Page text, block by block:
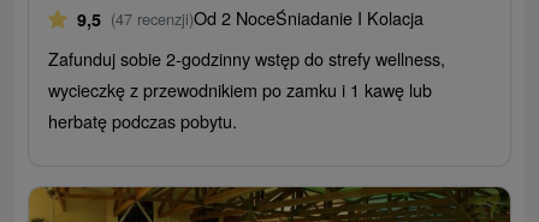
9,5 (47 recenzji)Od 2 NoceŚniadanie I Kolacja
Zafunduj sobie 2-godzinny wstęp do strefy wellness,
wycieczkę z przewodnikiem po zamku i 1 kawę lub
herbatę podczas pobytu.